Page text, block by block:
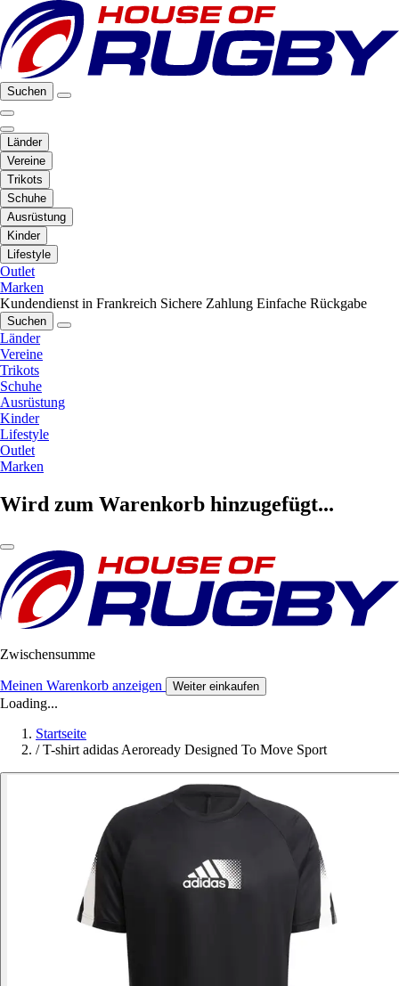
Suchen
Länder
Vereine
Trikots
Schuhe
Ausrüstung
Kinder
Lifestyle
Outlet
Marken
Kundendienst in Frankreich Sichere Zahlung Einfache Rückgabe
Suchen
Länder
Vereine
Trikots
Schuhe
Ausrüstung
Kinder
Lifestyle
Outlet
Marken
Wird zum Warenkorb hinzugefügt...
Zwischensumme
Meinen Warenkorb anzeigen Weiter einkaufen
Loading...
Startseite
/ T-shirt adidas Aeroready Designed To Move Sport